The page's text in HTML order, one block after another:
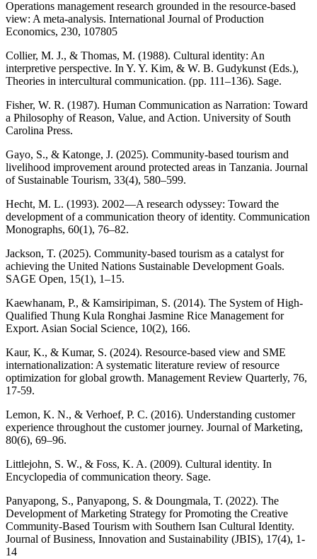
Operations management research grounded in the resource-based
view: A meta-analysis. International Journal of Production
Economics, 230, 107805
Collier, M. J., & Thomas, M. (1988). Cultural identity: An
interpretive perspective. In Y. Y. Kim, & W. B. Gudykunst (Eds.),
Theories in intercultural communication. (pp. 111–136). Sage.
Fisher, W. R. (1987). Human Communication as Narration: Toward
a Philosophy of Reason, Value, and Action. University of South
Carolina Press.
Gayo, S., & Katonge, J. (2025). Community-based tourism and
livelihood improvement around protected areas in Tanzania. Journal
of Sustainable Tourism, 33(4), 580–599.
Hecht, M. L. (1993). 2002—A research odyssey: Toward the
development of a communication theory of identity. Communication
Monographs, 60(1), 76–82.
Jackson, T. (2025). Community-based tourism as a catalyst for
achieving the United Nations Sustainable Development Goals.
SAGE Open, 15(1), 1–15.
Kaewhanam, P., & Kamsiripiman, S. (2014). The System of High-
Qualified Thung Kula Ronghai Jasmine Rice Management for
Export. Asian Social Science, 10(2), 166.
Kaur, K., & Kumar, S. (2024). Resource-based view and SME
internationalization: A systematic literature review of resource
optimization for global growth. Management Review Quarterly, 76,
17-59.
Lemon, K. N., & Verhoef, P. C. (2016). Understanding customer
experience throughout the customer journey. Journal of Marketing,
80(6), 69–96.
Littlejohn, S. W., & Foss, K. A. (2009). Cultural identity. In
Encyclopedia of communication theory. Sage.
Panyapong, S., Panyapong, S. & Doungmala, T. (2022). The
Development of Marketing Strategy for Promoting the Creative
Community-Based Tourism with Southern Isan Cultural Identity.
Journal of Business, Innovation and Sustainability (JBIS), 17(4), 1-
14